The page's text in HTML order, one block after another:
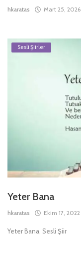
hkaratas Mart 25, 2026
Sesli Şiirler
Yeter Bana
hkaratas Ekim 17, 2022
Yeter Bana, Sesli Şiir